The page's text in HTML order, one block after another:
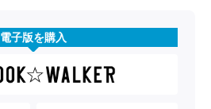
電子版を購入